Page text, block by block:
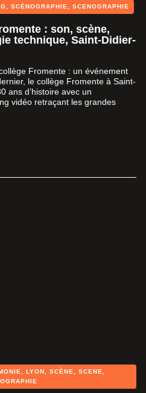
SCÉNOGRAPHIE SCENOGRAPHIE
: son, scène,
technique, Saint-Didier-
Fromente : un événement
le collège Fromente à Saint-
ans d’histoire avec un
vidéo retraçant les grandes
LYON SCÈNE SCENE